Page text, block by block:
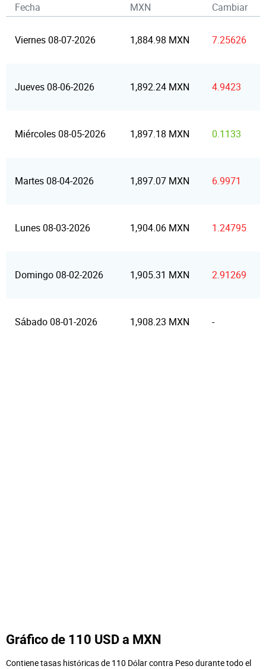
Fecha MXN Cambiar
Viernes 08-07-2026 1,884.98 MXN 7.25626
Jueves 08-06-2026 1,892.24 MXN 4.9423
Miércoles 08-05-2026 1,897.18 MXN 0.1133
Martes 08-04-2026 1,897.07 MXN 6.9971
Lunes 08-03-2026 1,904.06 MXN 1.24795
Domingo 08-02-2026 1,905.31 MXN 2.91269
Sábado 08-01-2026 1,908.23 MXN -
Gráfico de 110 USD a MXN
Contiene tasas históricas de 110 Dólar contra Peso durante todo el